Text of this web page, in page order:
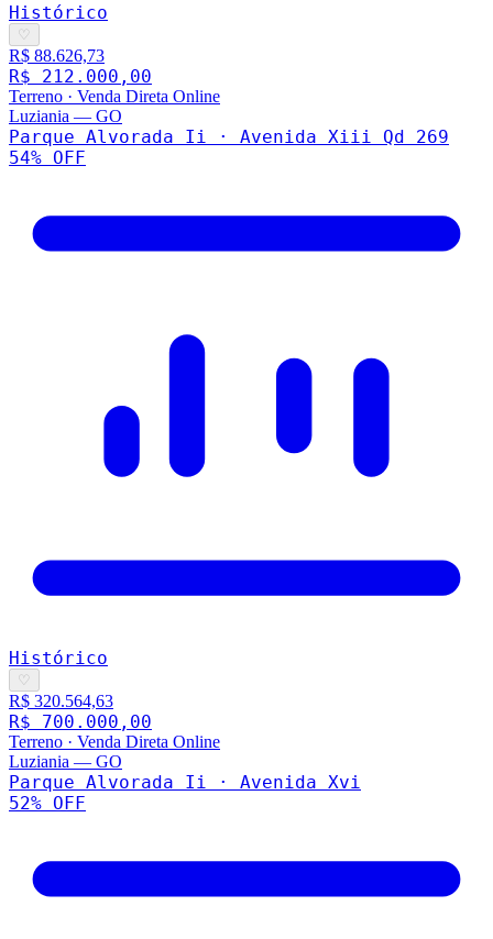
Histórico
♡
R$ 88.626,73
R$ 212.000,00
Terreno · Venda Direta Online
Luziania — GO
Parque Alvorada Ii · Avenida Xiii Qd 269
54% OFF
Histórico
♡
R$ 320.564,63
R$ 700.000,00
Terreno · Venda Direta Online
Luziania — GO
Parque Alvorada Ii · Avenida Xvi
52% OFF